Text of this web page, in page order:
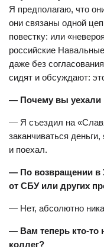
Я предполагаю, что
они связаны одной
повестку: или
российские
даже без
сидят и обсуждают:
— Почему вы уехали
— Я съездил на
заканчиваться
и поехал.
— По возвращении в
от СБУ или других
— Нет, абсолютно
— Вам теперь кто-то
коллег?